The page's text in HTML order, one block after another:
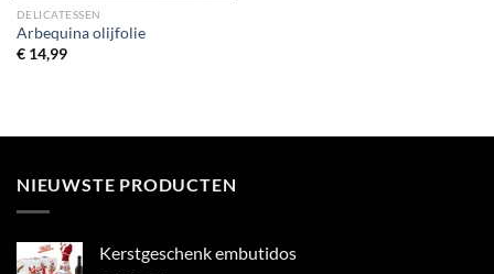
DELICATESSEN
Arbequina olijfolie
€14,99
NIEUWSTE PRODUCTEN
Kerstgeschenk embutidos